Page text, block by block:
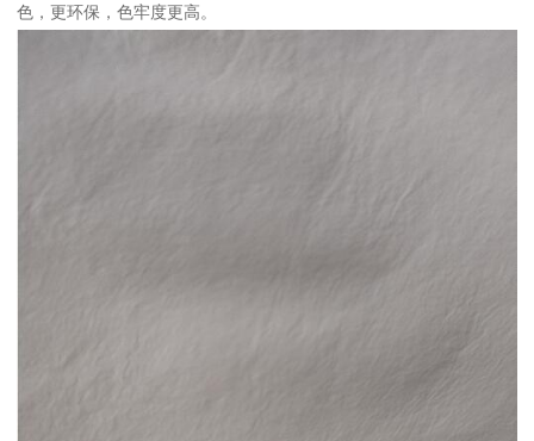
色，更环保，色牢度更高。